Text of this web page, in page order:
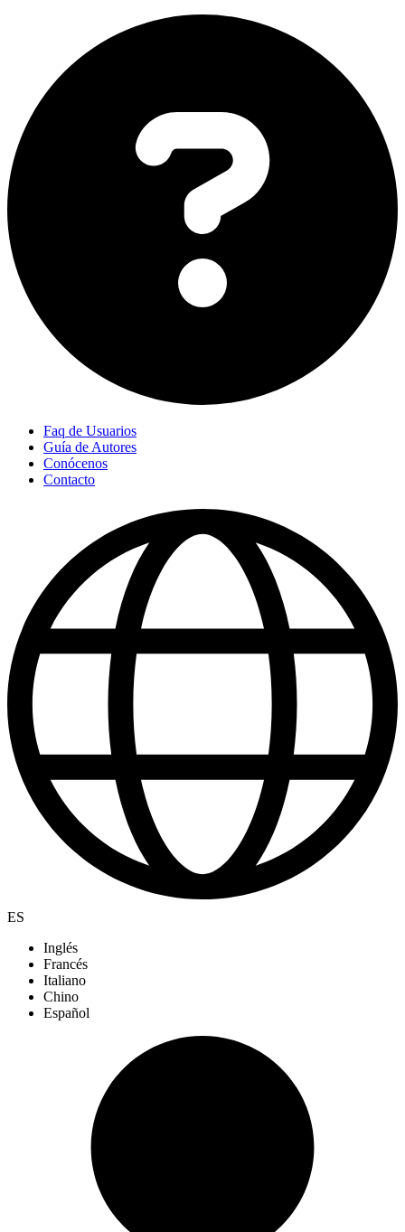
Faq de Usuarios
Guía de Autores
Conócenos
Contacto
ES
Inglés
Francés
Italiano
Chino
Español